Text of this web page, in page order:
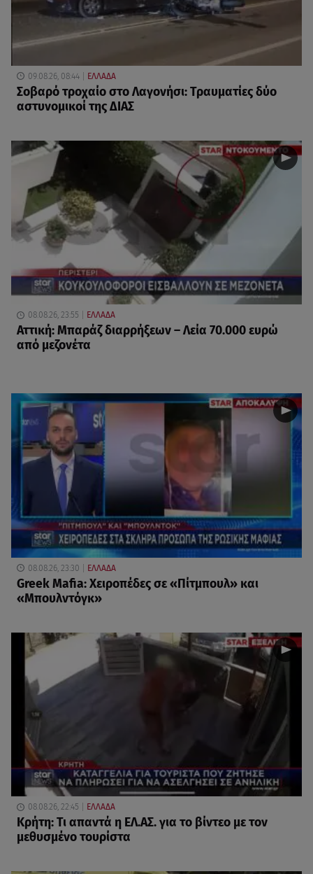
09.08.26, 08:44 ΕΛΛΑΔΑ
Σοβαρό τροχαίο στο Λαγονήσι: Τραυματίες δύο
αστυνομικοί της ΔΙΑΣ
08.08.26, 23:55 ΕΛΛΑΔΑ
Αττική: Μπαράζ διαρρήξεων – Λεία 70.000 ευρώ
από μεζονέτα
08.08.26, 23:30 ΕΛΛΑΔΑ
Greek Mafia: Χειροπέδες σε «Πίτμπουλ» και
«Μπουλντόγκ»
08.08.26, 22:45 ΕΛΛΑΔΑ
Κρήτη: Τι απαντά η ΕΛ.ΑΣ. για το βίντεο με τον
μεθυσμένο τουρίστα